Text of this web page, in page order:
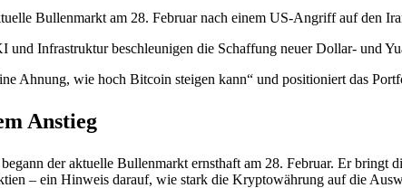
Bullenmarkt am 28. Februar nach einem US-Angriff auf den
und Infrastruktur beschleunigen die Schaffung neuer Dollar- und
Ahnung, wie hoch Bitcoin steigen kann“ und positioniert das
Anstieg
der aktuelle Bullenmarkt ernsthaft am 28. Februar. Er bringt
– ein Hinweis darauf, wie stark die Kryptowährung auf die